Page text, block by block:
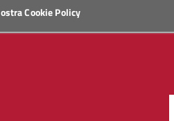
Cookie Policy